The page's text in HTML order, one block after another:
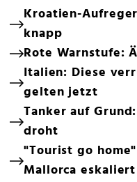
Kroatien-
knapp
Rote Warnstufe:
Italien: Diese
gelten jetzt
Tanker auf
droht
"Tourist go
Mallorca eskaliert